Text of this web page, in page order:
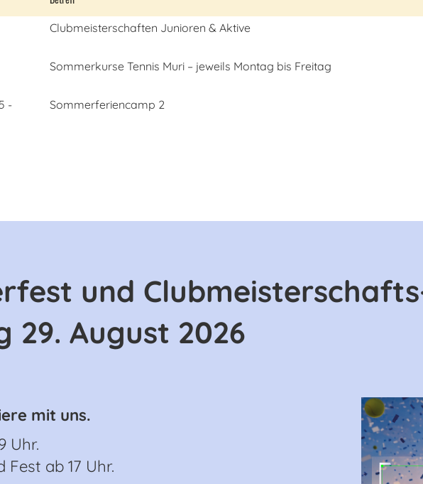
Clubmeisterschaften Junioren & Aktive
Sommerkurse Tennis Muri – jeweils Montag bis Freitag
-
Sommerferiencamp 2
und
29. August 2026
mit uns.
Uhr.
Fest ab 17 Uhr.